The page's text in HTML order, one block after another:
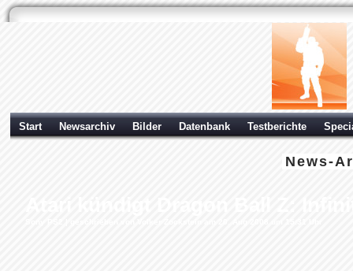
Start Newsarchiv Bilder Datenbank Testberichte
News-